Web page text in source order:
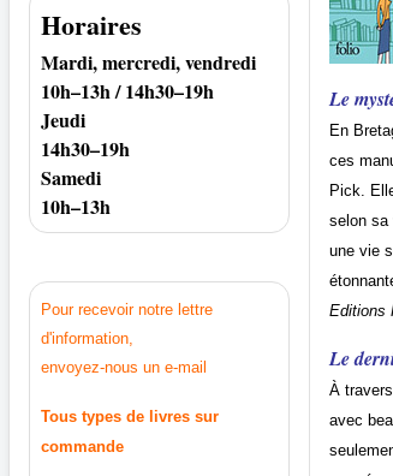
Horaires
Mardi, mercredi, vendredi
10h–13h / 14h30–19h
Jeudi
14h30–19h
Samedi
10h–13h
Pour recevoir notre lettre
d'information,
envoyez-nous un e-mail
Tous types de livres sur
commande
Le
En
ces
Pick.
selon sa
une vie
Editions
Le
À
avec